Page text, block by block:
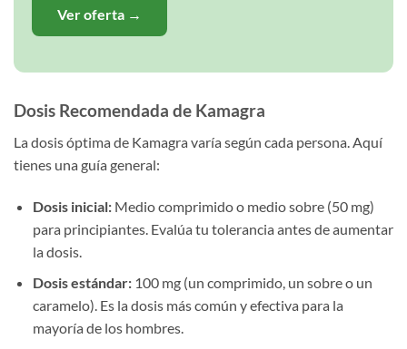
Ver oferta →
Dosis Recomendada de Kamagra
La dosis óptima de Kamagra varía según cada persona. Aquí
tienes una guía general:
Dosis inicial:Medio comprimido o medio sobre (50 mg)
para principiantes. Evalúa tu tolerancia antes de aumentar
la dosis.
Dosis estándar:100 mg (un comprimido, un sobre o un
caramelo). Es la dosis más común y efectiva para la
mayoría de los hombres.